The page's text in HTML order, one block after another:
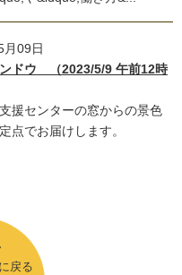
月09日
ドウ （2023/5/9 午前12時
援センターの窓からの景色
点でお届けします。
戻る